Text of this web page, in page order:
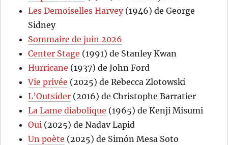
Les Demoiselles Harvey(1946) de George
Sidney
Sommaire de juin 2026
Center Stage (1991) de Stanley Kwan
Hurricane (1937) de John Ford
Vie privée (2025) de Rebecca Zlotowski
L’Outsider (2016) de Christophe Barratier
La Lame diabolique (1965) de Kenji Misumi
Oui (2025) de Nadav Lapid
Un poète (2025) de Simón Mesa Soto